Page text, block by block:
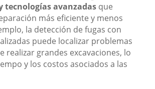
tecnologías avanzadas que
más eficiente y menos
la detección de fugas con
puede localizar problemas
realizar grandes excavaciones, lo
y los costos asociados a las